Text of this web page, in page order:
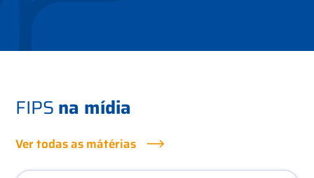
FIPSna mídia
Ver todas as mátérias